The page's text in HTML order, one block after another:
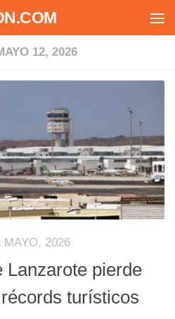
12, 2026
MAYO, 2026
Lanzarote pierde
turísticos